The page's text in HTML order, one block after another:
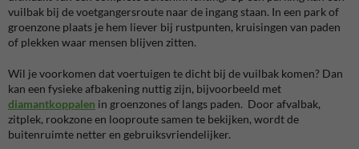
vuilbak bij de voetgangersroute naar de ingang staan. In een park of
groenzone plaats je hem liever bij rustpunten, kruisingen van paden
of plekken waar mensen blijven zitten.
Wil je voorkomen dat voertuigen te dicht bij de vuilbak komen? Dan
kan een fysieke afbakening nuttig zijn, bijvoorbeeld met
diamantkoppalen in groenzones of langs paden. Door afvalbak,
zitplek, rookzone en looproute samen te bekijken, wordt de
buitenruimte netter en gebruiksvriendelijker.